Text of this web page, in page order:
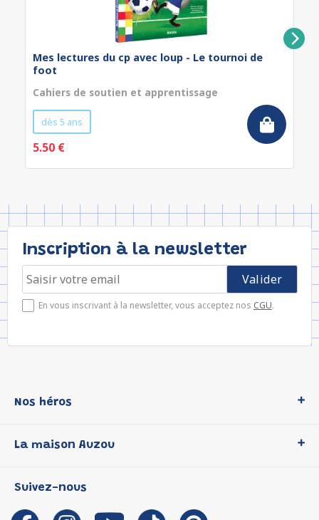
Mes lectures du cp avec loup - Le tournoi de
foot
Cahiers de soutien et apprentissage
dès 5 ans
5.50 €
Inscription à la newsletter
En vous inscrivant à la newsletter, vous acceptez nos CGU.
Nos héros
P'tit Loup
Les Influenceuses
Migali
La maison Auzou
Notre histoire
Auzou s'engage
Suivez-nous